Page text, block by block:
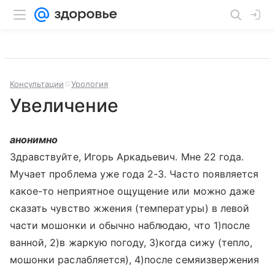
Консультации Урология
Увеличение
анонимно
Здравствуйте, Игорь Аркадьевич. Мне 22 года.
Мучает проблема уже года 2-3. Часто появляется
какое-то неприятное ощущение или можно даже
сказать чувство жжения (температуры) в левой
части мошонки и обычно наблюдаю, что 1)после
ванной, 2)в жаркую погоду, 3)когда сижу (тепло,
мошонки раслабляется), 4)после семяизвержения